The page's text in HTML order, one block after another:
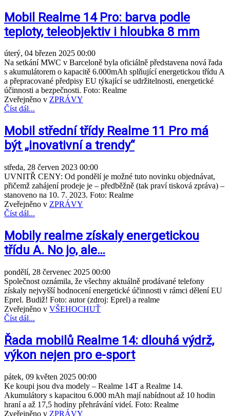
Mobil Realme 14 Pro: barva podle
teploty, teleobjektiv i hloubka 8 mm
úterý, 04 březen 2025 00:00
Na setkání MWC v Barceloně byla oficiálně představena nová řada
s akumulátorem o kapacitě 6.000mAh splňující energetickou třídu A
a přepracované předpisy EU týkající se udržitelnosti, energetické
účinnosti a bezpečnosti. Foto: Realme
Zveřejněno v ZPRÁVY
Číst dál...
Mobil střední třídy Realme 11 Pro má
být „inovativní a trendy“
středa, 28 červen 2023 00:00
UVNITŘ CENY: Od pondělí je možné tuto novinku objednávat,
přičemž zahájení prodeje je – předběžně (tak praví tisková zpráva) –
stanoveno na 10. 7. 2023. Foto: Realme
Zveřejněno v ZPRÁVY
Číst dál...
Mobily realme získaly energetickou
třídu A. No jo, ale…
pondělí, 28 červenec 2025 00:00
Společnost oznámila, že všechny aktuálně prodávané telefony
získaly nejvyšší hodnocení energetické účinnosti v rámci dělení EU
Eprel. Budiž! Foto: autor (zdroj: Eprel) a realme
Zveřejněno v VŠEHOCHUŤ
Číst dál...
Řada mobilů Realme 14: dlouhá výdrž,
výkon nejen pro e-sport
pátek, 09 květen 2025 00:00
Ke koupi jsou dva modely – Realme 14T a Realme 14.
Akumulátory s kapacitou 6.000 mAh mají nabídnout až 10 hodin
hraní a až 17,5 hodiny přehrávání videí. Foto: Realme
Zveřejněno v ZPRÁVY